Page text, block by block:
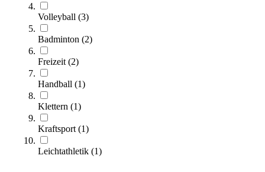
Volleyball (3)
Badminton (2)
Freizeit (2)
Handball (1)
Klettern (1)
Kraftsport (1)
Leichtathletik (1)
Verbotsaufkleber - Klettertaue nicht knoten
4,70 €
Zum Produkt
Sofort lieferbar